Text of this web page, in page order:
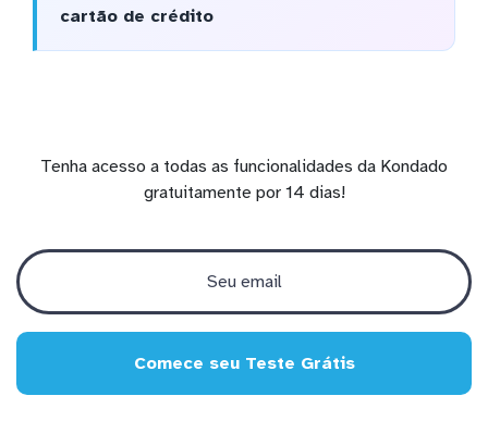
cartão de crédito
Tenha acesso a todas as funcionalidades da Kondado
gratuitamente por 14 dias!
Comece seu Teste Grátis